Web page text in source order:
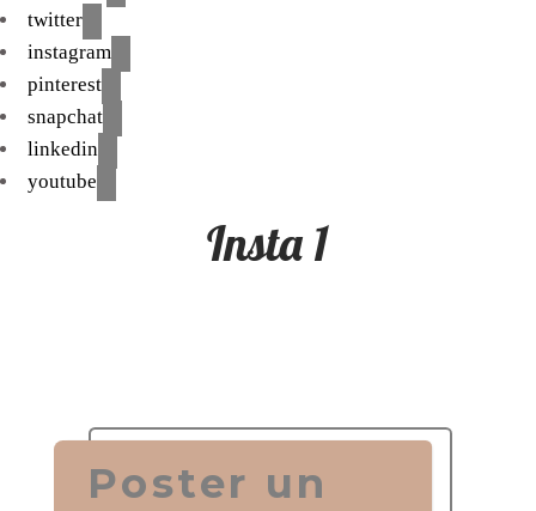
twitter
instagram
pinterest
snapchat
linkedin
youtube
Insta 1
Poster un